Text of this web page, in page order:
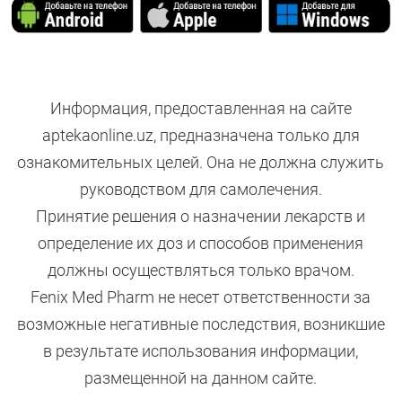
Информация, предоставленная на сайте
aptekaonline.uz, предназначена только для
ознакомительных целей. Она не должна служить
руководством для самолечения.
Принятие решения о назначении лекарств и
определение их доз и способов применения
должны осуществляться только врачом.
Fenix Med Pharm не несет ответственности за
возможные негативные последствия, возникшие
в результате использования информации,
размещенной на данном сайте.